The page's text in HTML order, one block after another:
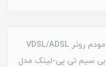
مودم روتر VDSL/ADSL
بی سیم تی پی-لینک مدل